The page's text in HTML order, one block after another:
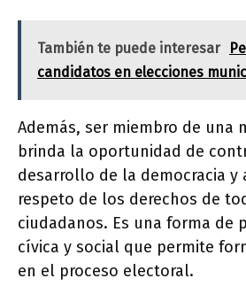
También te puede interesar
candidatos en elecciones
Además, ser miembro de una
brinda la oportunidad de
desarrollo de la democracia y
respeto de los derechos de
ciudadanos. Es una forma de
cívica y social que permite
en el proceso electoral.